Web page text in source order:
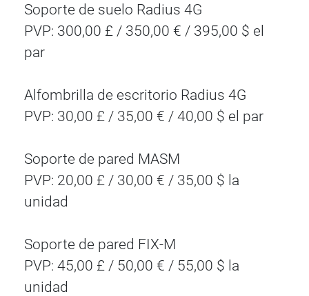
Soporte de suelo Radius 4G
PVP: 300,00 £ / 350,00 € / 395,00 $ el
par
Alfombrilla de escritorio Radius 4G
PVP: 30,00 £ / 35,00 € / 40,00 $ el par
Soporte de pared MASM
PVP: 20,00 £ / 30,00 € / 35,00 $ la
unidad
Soporte de pared FIX-M
PVP: 45,00 £ / 50,00 € / 55,00 $ la
unidad